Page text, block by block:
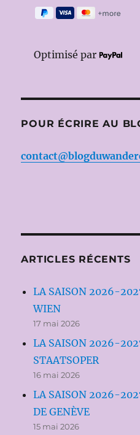
Optimisé par
POUR ÉCRIRE AU
ARTICLES RÉCENTS
LA SAISON 2026-
WIEN
17 mai 2026
LA SAISON 2026-
STAATSOPER
16 mai 2026
LA SAISON 2026-
DE GENÈVE
15 mai 2026